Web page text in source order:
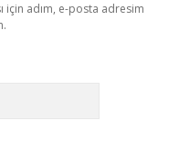
için adım, e-posta adresim